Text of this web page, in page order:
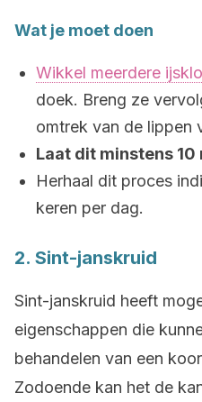
Wat je moet doen
Wikkel meerdere
doek. Breng ze
omtrek van de lippen
Laat dit minstens
Herhaal dit proces
keren per dag.
2. Sint-janskruid
Sint-janskruid heeft
eigenschappen die
behandelen van een
Zodoende kan het de